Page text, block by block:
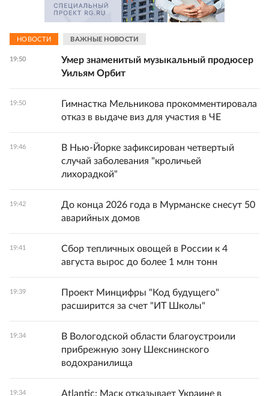
НОВОСТИ ВАЖНЫЕ НОВОСТИ
19:50
Умер знаменитый музыкальный продюсер
Уильям Орбит
19:50
Гимнастка Мельникова прокомментировала
отказ в выдаче виз для участия в ЧЕ
19:46
В Нью-Йорке зафиксирован четвертый
случай заболевания "кроличьей
лихорадкой"
19:42
До конца 2026 года в Мурманске снесут 50
аварийных домов
19:41
Сбор тепличных овощей в России к 4
августа вырос до более 1 млн тонн
19:39
Проект Минцифры "Код будущего"
расширится за счет "ИТ Школы"
19:34
В Вологодской области благоустроили
прибрежную зону Шекснинского
водохранилища
19:34
Atlantic: Маск отказывает Украине в